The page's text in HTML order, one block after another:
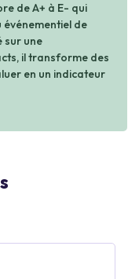
de A+ à E- qui
événementiel de
sur une
il transforme des
en un indicateur